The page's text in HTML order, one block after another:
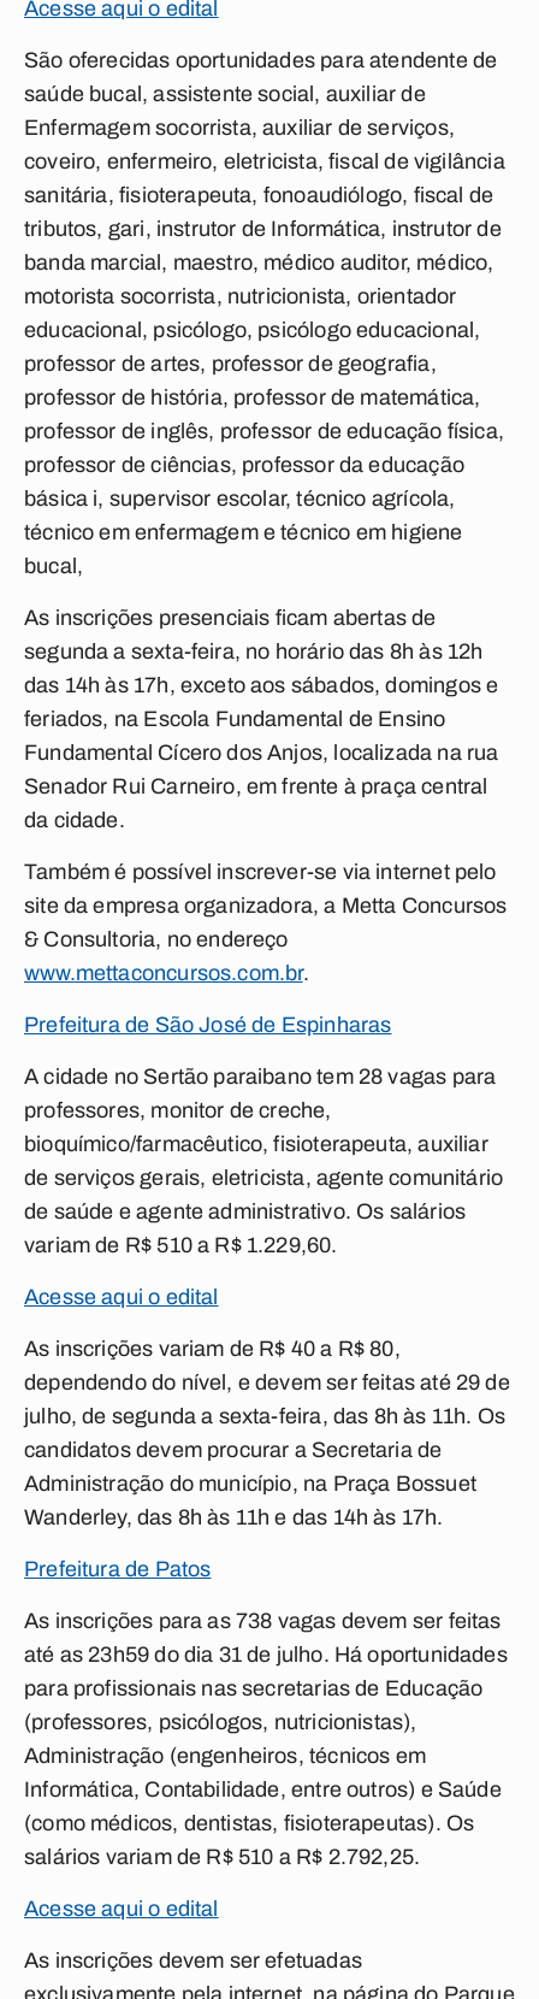
Acesse aqui o edital
São oferecidas oportunidades para atendente de
saúde bucal, assistente social, auxiliar de
Enfermagem socorrista, auxiliar de serviços,
coveiro, enfermeiro, eletricista, fiscal de vigilância
sanitária, fisioterapeuta, fonoaudiólogo, fiscal de
tributos, gari, instrutor de Informática, instrutor de
banda marcial, maestro, médico auditor, médico,
motorista socorrista, nutricionista, orientador
educacional, psicólogo, psicólogo educacional,
professor de artes, professor de geografia,
professor de história, professor de matemática,
professor de inglês, professor de educação física,
professor de ciências, professor da educação
básica i, supervisor escolar, técnico agrícola,
técnico em enfermagem e técnico em higiene
bucal,
As inscrições presenciais ficam abertas de
segunda a sexta-feira, no horário das 8h às 12h
das 14h às 17h, exceto aos sábados, domingos e
feriados, na Escola Fundamental de Ensino
Fundamental Cícero dos Anjos, localizada na rua
Senador Rui Carneiro, em frente à praça central
da cidade.
Também é possível inscrever-se via internet pelo
site da empresa organizadora, a Metta Concursos
& Consultoria, no endereço
www.mettaconcursos.com.br.
Prefeitura de São José de Espinharas
A cidade no Sertão paraibano tem 28 vagas para
professores, monitor de creche,
bioquímico/farmacêutico, fisioterapeuta, auxiliar
de serviços gerais, eletricista, agente comunitário
de saúde e agente administrativo. Os salários
variam de R$ 510 a R$ 1.229,60.
Acesse aqui o edital
As inscrições variam de R$ 40 a R$ 80,
dependendo do nível, e devem ser feitas até 29 de
julho, de segunda a sexta-feira, das 8h às 11h. Os
candidatos devem procurar a Secretaria de
Administração do município, na Praça Bossuet
Wanderley, das 8h às 11h e das 14h às 17h.
Prefeitura de Patos
As inscrições para as 738 vagas devem ser feitas
até as 23h59 do dia 31 de julho. Há oportunidades
para profissionais nas secretarias de Educação
(professores, psicólogos, nutricionistas),
Administração (engenheiros, técnicos em
Informática, Contabilidade, entre outros) e Saúde
(como médicos, dentistas, fisioterapeutas). Os
salários variam de R$ 510 a R$ 2.792,25.
Acesse aqui o edital
As inscrições devem ser efetuadas
exclusivamente pela internet, na página do Parque